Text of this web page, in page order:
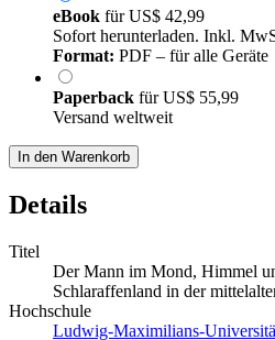
eBook fürUS$ 42,99
Sofort herunterladen. Inkl.
Format: PDF – für alle Geräte
Paperback fürUS$ 55,99
Versand weltweit
In den Warenkorb
Details
Titel
Der Mann im Mond, Himmel
Schlaraffenland in der
Hochschule
Ludwig-Maximilians-